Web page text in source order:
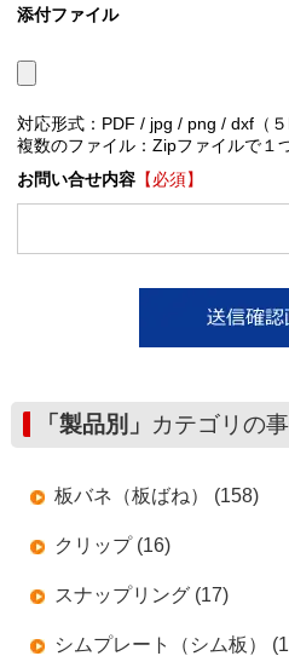
添付ファイル
対応形式：PDF / jpg / png / dxf（５
複数のファイル：Zipファイルで１
お問い合せ内容【必須】
「製品別」 カテゴリの
板バネ（板ばね） (158)
クリップ (16)
スナップリング (17)
シムプレート（シム板）